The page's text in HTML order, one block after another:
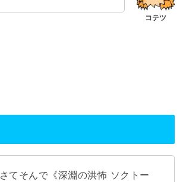
さてそんで《深淵の洪怖 ソクトー